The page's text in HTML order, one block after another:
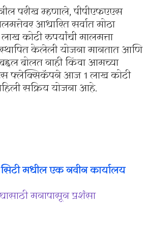
परीख म्हणाले, पीपीएफएएस
आधारित सर्वात मोठा
कोटी रुपयांची मालमत्ता
केलेली योजना मानतात आणि
बोलत नाही किंवा आमच्या
फ्लेक्सिकॅपने आज 1 लाख कोटी
सक्रिय योजना आहे.
मधील एक नवीन कार्यालय
मनापासून प्रशंसा